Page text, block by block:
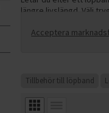
längre livslängd. Välj
Acceptera
Tillbehör till löpband